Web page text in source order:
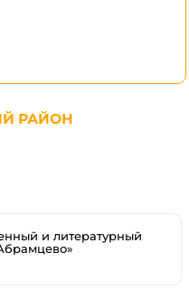
РАЙОН
и литературный